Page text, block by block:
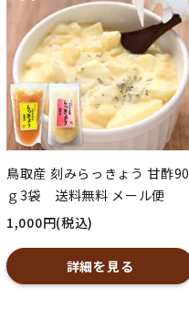
鳥取産 刻みらっきょう 甘酢90
ｇ3袋 送料無料 メール便
1,000円(税込)
詳細を見る